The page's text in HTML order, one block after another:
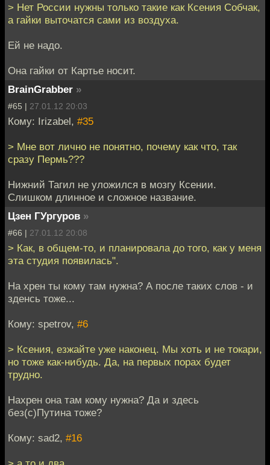
> Нет России нужны только такие как Ксения Собчак,
а гайки выточатся сами из воздуха.
Ей не надо.
Она гайки от Картье носит.
BrainGrabber »
#65 | 27.01.12 20:03
Кому: Irizabel, #35
> Мне вот лично не понятно, почему как что, так
сразу Пермь???
Нижний Тагил не уложился в мозгу Ксении.
Слишком длинное и сложное название.
Цзен ГУргуров »
#66 | 27.01.12 20:08
> Как, в общем-то, и планировала до того, как у меня
эта студия появилась".
На хрен ты кому там нужна? А после таких слов - и
зденсь тоже...
Кому: spetrov, #6
> Ксения, езжайте уже наконец. Мы хоть и не токари,
но тоже как-нибудь. Да, на первых порах будет
трудно.
Нахрен она там кому нужна? Да и здесь
без(с)Путина тоже?
Кому: sad2, #16